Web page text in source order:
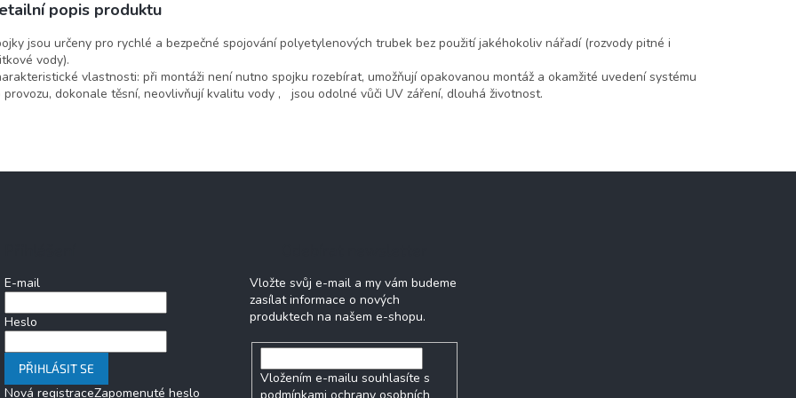
popis produktu
jsou určeny pro rychlé a bezpečné spojování polyetylenových trubek bez použití jakéhokoliv nářadí (rozvody pitné i
vody).
vlastnosti: při montáži není nutno spojku rozebírat, umožňují opakovanou montáž a okamžité uvedení systému
provozu, dokonale těsní, neovlivňují kvalitu vody , jsou odolné vůči UV záření, dlouhá životnost.
E-mail
Heslo
PŘIHLÁSIT SE
Nová registraceZapomenuté heslo
Vložte svůj e-mail a my vám budeme
zasílat informace o nových
produktech na našem e-shopu.
Vložením e-mailu souhlasíte s
podmínkami ochrany osobních